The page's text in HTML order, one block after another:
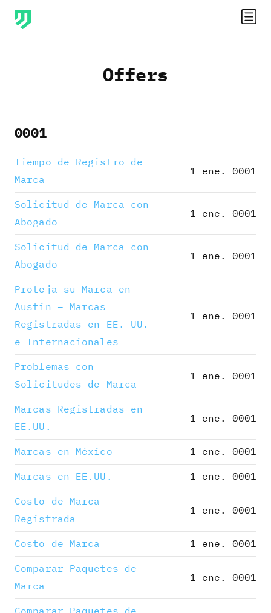
Offers
0001
Tiempo de Registro de
Marca
1 ene. 0001
Solicitud de Marca con
Abogado
1 ene. 0001
Solicitud de Marca con
Abogado
1 ene. 0001
Proteja su Marca en
Austin – Marcas
Registradas en EE. UU.
e Internacionales
1 ene. 0001
Problemas con
Solicitudes de Marca
1 ene. 0001
Marcas Registradas en
EE.UU.
1 ene. 0001
Marcas en México 1 ene. 0001
Marcas en EE.UU. 1 ene. 0001
Costo de Marca
Registrada
1 ene. 0001
Costo de Marca 1 ene. 0001
Comparar Paquetes de
Marca
1 ene. 0001
Comparar Paquetes de